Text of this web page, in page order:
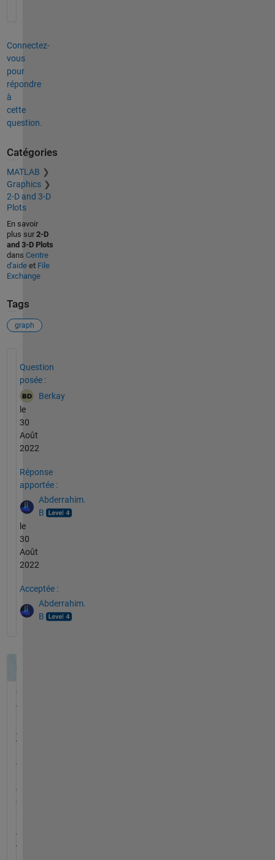
Connectez-
vous
pour
répondre
à
cette
question.
Catégories
MATLAB
Graphics
2-D and 3-D
Plots
En savoir
plus sur 2-D
and 3-D Plots
dans Centre
d'aideet File
Exchange
Tags
graph
Question
posée :
Berkay
le
30
Août
2022
Réponse
apportée :
Abderrahim.
B
le
30
Août
2022
Acceptée :
Abderrahim.
B